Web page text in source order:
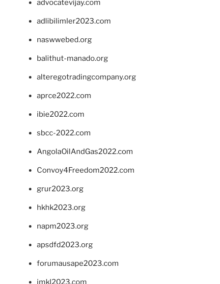
advocatevijay.com
adlibilimler2023.com
naswwebed.org
balithut-manado.org
alteregotradingcompany.org
aprce2022.com
ibie2022.com
sbcc-2022.com
AngolaOilAndGas2022.com
Convoy4Freedom2022.com
grur2023.org
hkhk2023.org
napm2023.org
apsdfd2023.org
forumausape2023.com
imkl2023.com